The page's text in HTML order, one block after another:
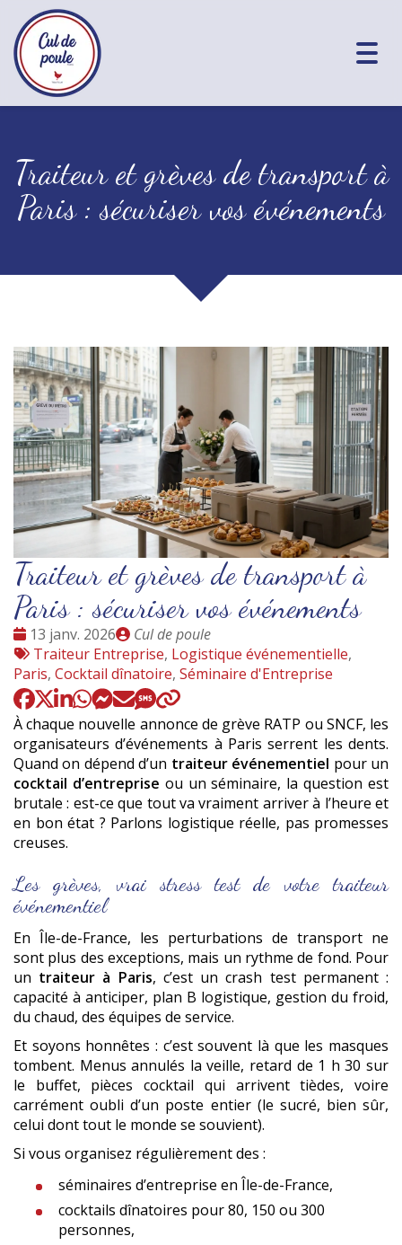
Traiteur et grèves de transport à
Paris : sécuriser vos événements
Traiteur et grèves de transport à
Paris : sécuriser vos événements
Date
:
13 janv. 2026
Publié
par
Cul de poule
Tags
:
Traiteur Entreprise, Logistique événementielle,
Paris, Cocktail dînatoire, Séminaire d'Entreprise
À chaque nouvelle annonce de grève RATP ou SNCF, les
organisateurs d’événements à Paris serrent les dents.
Quand on dépend d’un traiteur événementiel pour un
cocktail d’entreprise ou un séminaire, la question est
brutale : est-ce que tout va vraiment arriver à l’heure et
en bon état ? Parlons logistique réelle, pas promesses
creuses.
Les grèves, vrai stress test de votre traiteur
événementiel
En Île-de-France, les perturbations de transport ne
sont plus des exceptions, mais un rythme de fond. Pour
un traiteur à Paris, c’est un crash test permanent :
capacité à anticiper, plan B logistique, gestion du froid,
du chaud, des équipes de service.
Et soyons honnêtes : c’est souvent là que les masques
tombent. Menus annulés la veille, retard de 1 h 30 sur
le buffet, pièces cocktail qui arrivent tièdes, voire
carrément oubli d’un poste entier (le sucré, bien sûr,
celui dont tout le monde se souvient).
Si vous organisez régulièrement des :
séminaires d’entreprise en Île-de-France,
cocktails dînatoires pour 80, 150 ou 300
personnes,